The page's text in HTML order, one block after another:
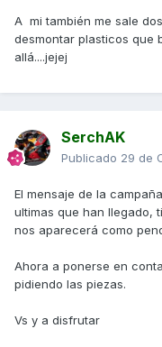
A mi también me sale
desmontar plasticos que
allá....jejej
SerchAK
Publicado 29 de
El mensaje de la
ultimas que han llegado,
nos aparecerá como
Ahora a ponerse en
pidiendo las piezas.
Vs y a disfrutar